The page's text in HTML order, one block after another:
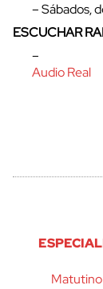
– Sábados,
ESCUCHAR
–
Audio Real
Matutino